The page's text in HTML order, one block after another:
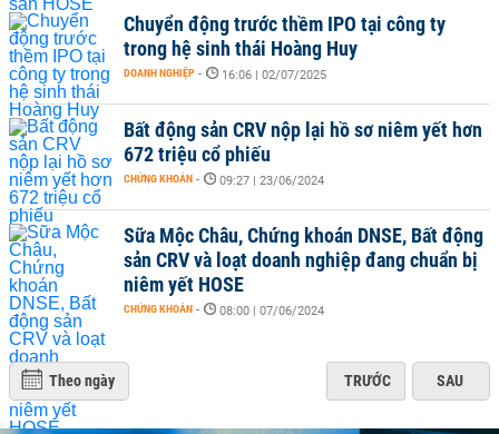
Chuyển động trước thềm IPO tại công ty
trong hệ sinh thái Hoàng Huy
DOANH NGHIỆP - 16:06 | 02/07/2025
Bất động sản CRV nộp lại hồ sơ niêm yết hơn
672 triệu cổ phiếu
CHỨNG KHOÁN - 09:27 | 23/06/2024
Sữa Mộc Châu, Chứng khoán DNSE, Bất động
sản CRV và loạt doanh nghiệp đang chuẩn bị
niêm yết HOSE
CHỨNG KHOÁN - 08:00 | 07/06/2024
Theo ngày TRƯỚC SAU